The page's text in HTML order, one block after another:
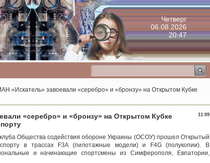
Четверг
06.08.2026
20:47
«Искатель» завоевали «серебро» и «бронзу» на Открытом Кубке
11:09
«серебро» и «бронзу» на Открытом Кубке
Общества содействия обороне Украины (ОСОУ) прошел Открытый
в трассах F3A (пилотажные модели) и F4G (полукопии). В
и начинающие спортсмены из Симферополя, Евпатории,